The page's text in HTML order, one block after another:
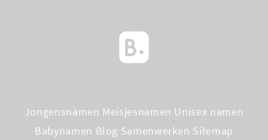
Jongensnamen Meisjesnamen Unisex namen
Babynamen Blog Samenwerken Sitemap